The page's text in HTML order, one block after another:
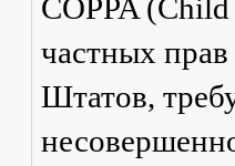
COPPA
частных
Штатов,